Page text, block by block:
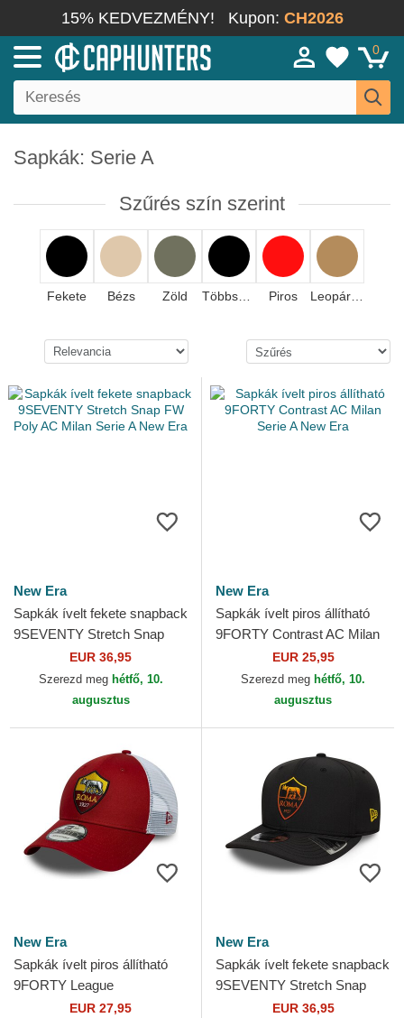
15% KEDVEZMÉNY! Kupon: CH2026
0
Sapkák: Serie A
Szűrés szín szerint
Fekete Bézs Zöld Piros
New Era
Sapkák ívelt fekete snapback
9SEVENTY Stretch Snap
FW Poly AC Milan Serie A
New Era
EUR 36,95
Szerezd meg hétfő, 10.
augusztus
New Era
Sapkák ívelt piros állítható
9FORTY Contrast AC Milan
Serie A New Era
EUR 25,95
Szerezd meg hétfő, 10.
augusztus
New Era
Sapkák ívelt piros állítható
9FORTY League
Associazione Sportiva Roma
EUR 27,95
New Era
Sapkák ívelt fekete snapback
9SEVENTY Stretch Snap
REPREVE Associazione
EUR 36,95